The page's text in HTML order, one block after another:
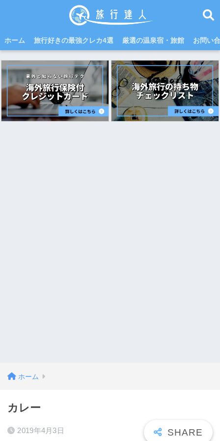
ホーム 旅行好きの最強クレカ4選 厳選の温泉宿・旅館 お問い
ホーム
カレー
2019年4月3日